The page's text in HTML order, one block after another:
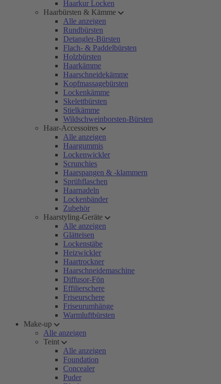
Haarkur Locken
Haarbürsten & Kämme
Alle anzeigen
Rundbürsten
Detangler-Bürsten
Flach- & Paddelbürsten
Holzbürsten
Haarkämme
Haarschneidekämme
Kopfmassagebürsten
Lockenkämme
Skelettbürsten
Stielkämme
Wildschweinborsten-Bürsten
Haar-Accessoires
Alle anzeigen
Haargummis
Lockenwickler
Scrunchies
Haarspangen & -klammern
Sprühflaschen
Haarnadeln
Lockenbänder
Zubehör
Haarstyling-Geräte
Alle anzeigen
Glätteisen
Lockenstäbe
Heizwickler
Haartrockner
Haarschneidemaschine
Diffusor-Fön
Effilierschere
Friseurschere
Friseurumhänge
Warmluftbürsten
Make-up
Alle anzeigen
Teint
Alle anzeigen
Foundation
Concealer
Puder